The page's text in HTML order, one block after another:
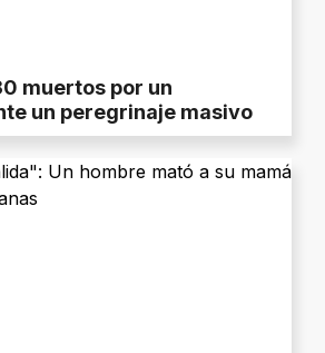
muertos por un
un peregrinaje masivo